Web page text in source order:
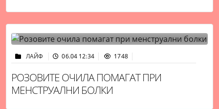
ЛАЙФ 06.04 12:34 1748
РОЗОВИТЕ ОЧИЛА ПОМАГАТ ПРИ
МЕНСТРУАЛНИ БОЛКИ